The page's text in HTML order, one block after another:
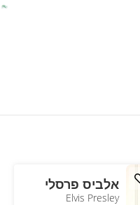
אלביס פרסלי
Elvis Presley